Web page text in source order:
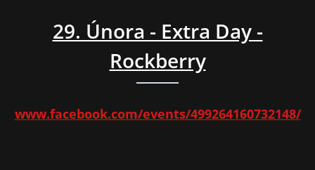
29. Února - Extra Day -
Rockberry
www.facebook.com/events/499264160732148/